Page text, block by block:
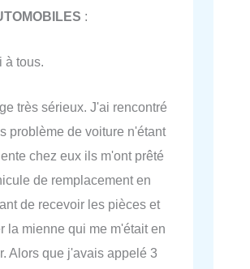
:
à tous.
très sérieux. J'ai rencontré
problème de voiture n'étant
chez eux ils m'ont prêté
de remplacement en
de recevoir les pièces et
la mienne qui me m'était en
Alors que j'avais appelé 3